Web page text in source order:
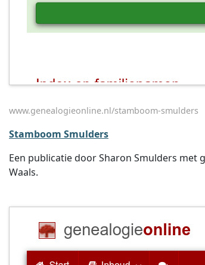
www.genealogieonline.nl/stamboom-smulders
Stamboom Smulders
Een publicatie door Sharon Smulders met
Waals.